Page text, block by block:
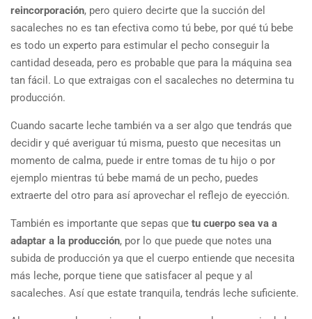
reincorporación, pero quiero decirte que la succión del
sacaleches no es tan efectiva como tú bebe, por qué tú bebe
es todo un experto para estimular el pecho conseguir la
cantidad deseada, pero es probable que para la máquina sea
tan fácil. Lo que extraigas con el sacaleches no determina tu
producción.
Cuando sacarte leche también va a ser algo que tendrás que
decidir y qué averiguar tú misma, puesto que necesitas un
momento de calma, puede ir entre tomas de tu hijo o por
ejemplo mientras tú bebe mamá de un pecho, puedes
extraerte del otro para así aprovechar el reflejo de eyección.
También es importante que sepas que tu cuerpo sea va a
adaptar a la producción, por lo que puede que notes una
subida de producción ya que el cuerpo entiende que necesita
más leche, porque tiene que satisfacer al peque y al
sacaleches. Así que estate tranquila, tendrás leche suficiente.